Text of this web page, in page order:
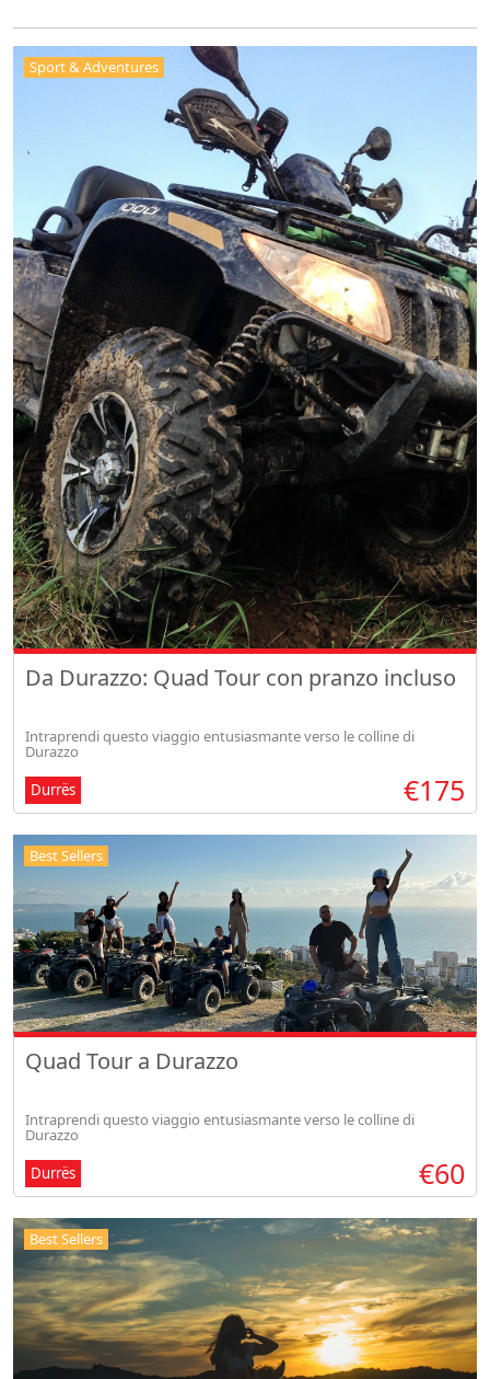
Sport & Adventures
Da Durazzo: Quad Tour con pranzo incluso
Intraprendi questo viaggio entusiasmante verso le colline di
Durazzo
Durrës
€175
Best Sellers
Quad Tour a Durazzo
Intraprendi questo viaggio entusiasmante verso le colline di
Durazzo
Durrës
€60
Best Sellers